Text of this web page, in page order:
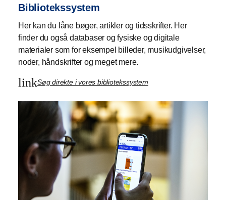
Bibliotekssystem
Her kan du låne bøger, artikler og tidsskrifter. Her
finder du også databaser og fysiske og digitale
materialer som for eksempel billeder, musikudgivelser,
noder, håndskrifter og meget mere.
linkSøg direkte i vores bibliotekssystem